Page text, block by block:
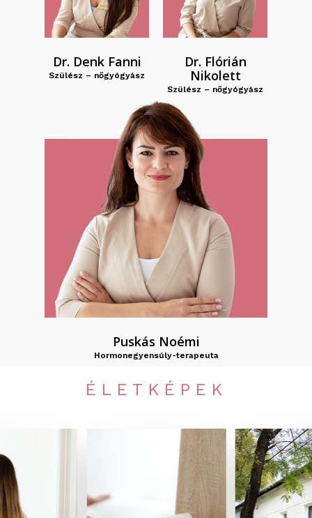
Dr. Denk Fanni
Szülész – nőgyógyász
Dr. Flórián
Nikolett
Szülész – nőgyógyász
Puskás Noémi
Hormonegyensúly-terapeuta
ÉLETKÉPEK